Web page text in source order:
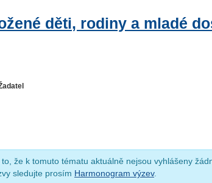
děti, rodiny a mladé
že k tomuto tématu aktuálně nejsou vyhlášeny
sledujte prosím Harmonogram výzev.